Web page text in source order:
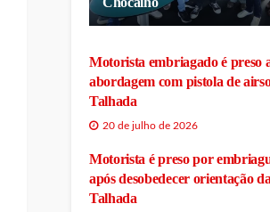
Motorista embriagado é preso
abordagem com pistola de
Talhada
20 de julho de 2026
Motorista é preso por
após desobedecer orientação
Talhada